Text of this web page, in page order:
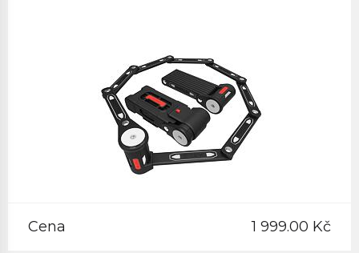
Cena 1 999.00 Kč